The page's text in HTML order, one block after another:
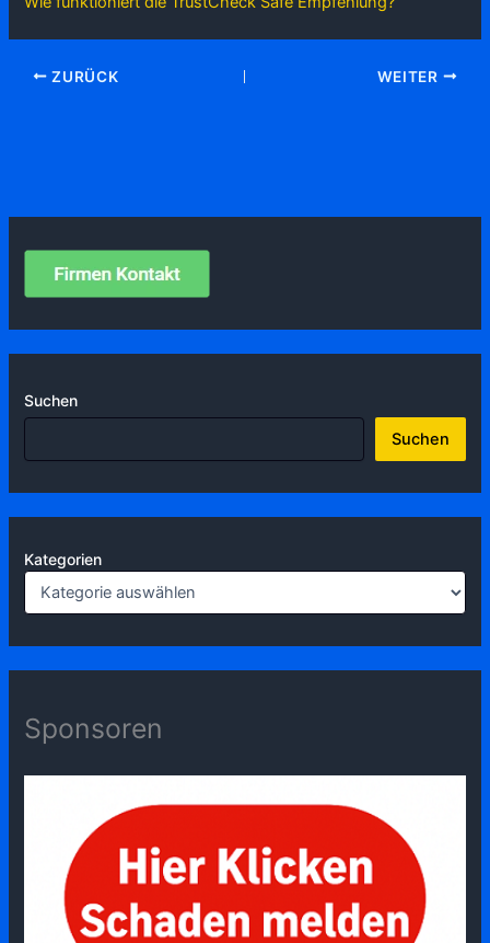
Suchen
Suchen
Kategorien
Sponsoren
ZURÜCK WEITER